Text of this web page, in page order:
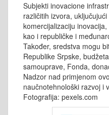
Subjekti inovacione
različitih izvora,
komercijalizaciju
kao i republičke i
Također, sredstva mogu
Republike Srpske,
samouprave, Fonda,
Nadzor nad primjenom
naučnotehnološki razvoj i
Fotografija: pexels.com